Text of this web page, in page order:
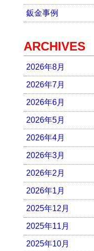
鈑金事例
ARCHIVES
2026年8月
2026年7月
2026年6月
2026年5月
2026年4月
2026年3月
2026年2月
2026年1月
2025年12月
2025年11月
2025年10月